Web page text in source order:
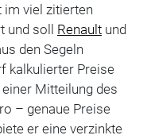
im viel zitierten
und soll Renaultund
den Segeln
kalkulierter Preise
Mitteilung des
– genaue Preise
er eine verzinkte